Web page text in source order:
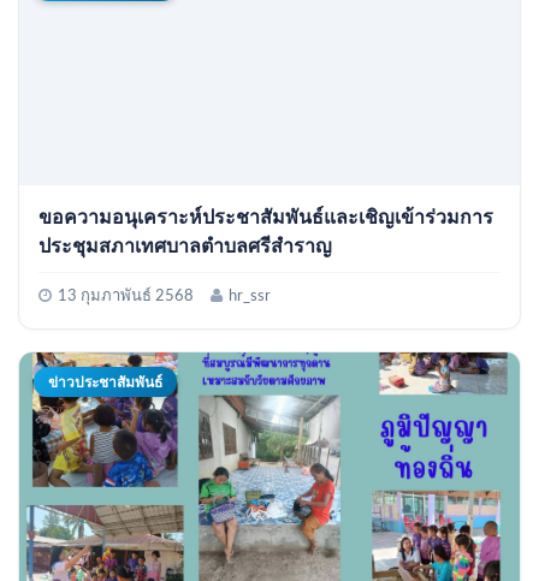
ขอความอนุเคราะห์ประชาสัมพันธ์และเชิญเข้าร่วมการ
ประชุมสภาเทศบาลตำบลศรีสำราญ
13 กุมภาพันธ์ 2568 hr_ssr
ข่าวประชาสัมพันธ์